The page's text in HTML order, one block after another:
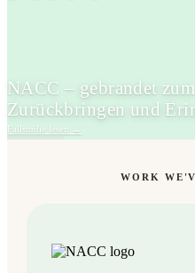
NACC – gebrandet
Zurückbringen und
Fallstudie lesen →
WORK